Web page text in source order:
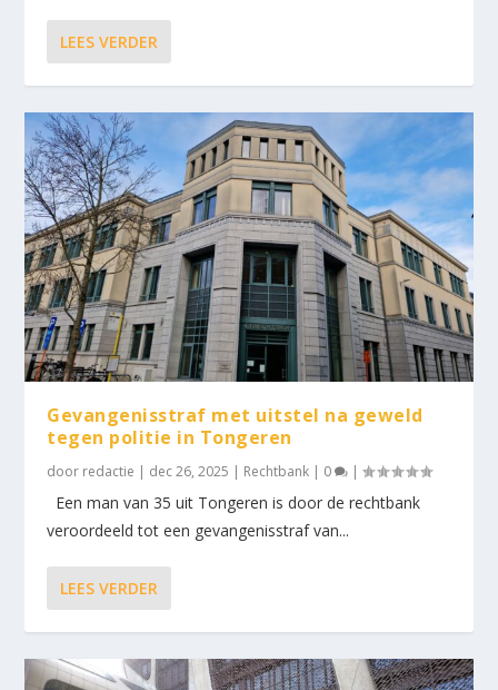
LEES VERDER
Gevangenisstraf met uitstel na geweld
tegen politie in Tongeren
door redactie | dec 26, 2025 | Rechtbank | 0 |
Een man van 35 uit Tongeren is door de rechtbank
veroordeeld tot een gevangenisstraf van...
LEES VERDER